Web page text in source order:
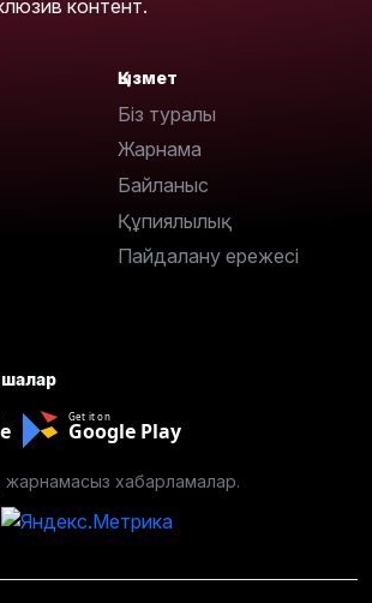
контент.
Қызмет
Біз туралы
Жарнама
Байланыс
Құпиялылық
Пайдалану ережесі
Get it on
Google Play
жарнамасыз хабарламалар.